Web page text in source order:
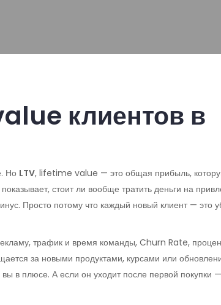
клиентов в
Но LTV, lifetime value — это общая прибыль,
стоит ли вообще тратить деньги на
Просто потому что каждый новый клиент — это
трафик и время команды, Churn Rate,
за новыми продуктами, курсами или
в плюсе. А если он уходит после первой покупки